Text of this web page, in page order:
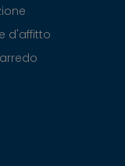
d'affitto